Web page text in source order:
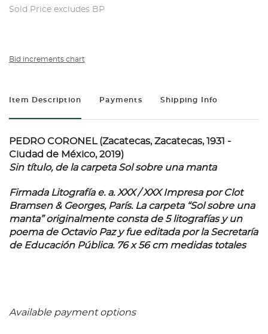
Sold Price excludes BP
Bid increments chart
Item Description Payments Shipping Info
PEDRO CORONEL (Zacatecas, Zacatecas, 1931 -
Ciudad de México, 2019)
Sin título, de la carpeta Sol sobre una manta
Firmada Litografía e. a. XXX / XXX Impresa por Clot
Bramsen & Georges, París. La carpeta “Sol sobre una
manta” originalmente consta de 5 litografías y un
poema de Octavio Paz y fue editada por la Secretaría
de Educación Pública. 76 x 56 cm medidas totales
Available payment options